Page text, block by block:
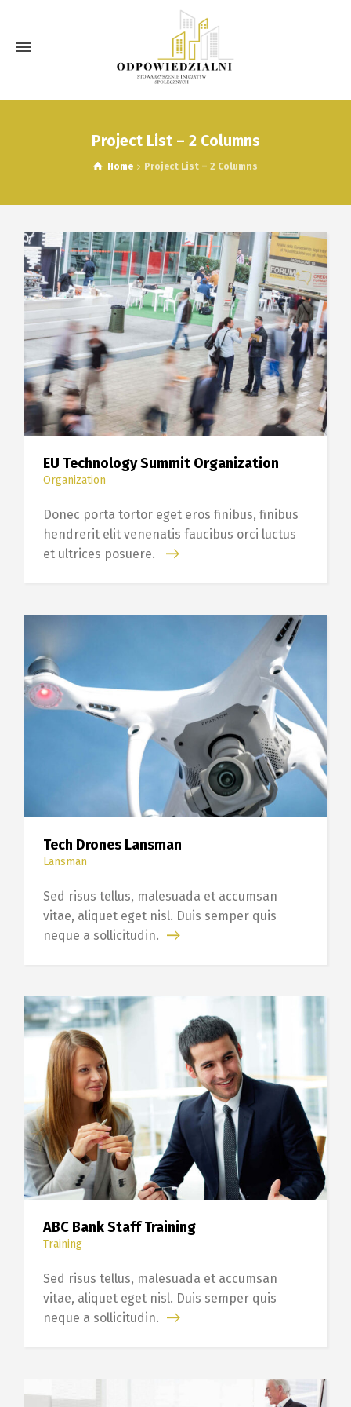
Project List – 2 Columns
Home Project List – 2 Columns
EU Technology Summit Organization
Organization
Donec porta tortor eget eros finibus, finibus
hendrerit elit venenatis faucibus orci luctus
et ultrices posuere.
Tech Drones Lansman
Lansman
Sed risus tellus, malesuada et accumsan
vitae, aliquet eget nisl. Duis semper quis
neque a sollicitudin.
ABC Bank Staff Training
Training
Sed risus tellus, malesuada et accumsan
vitae, aliquet eget nisl. Duis semper quis
neque a sollicitudin.